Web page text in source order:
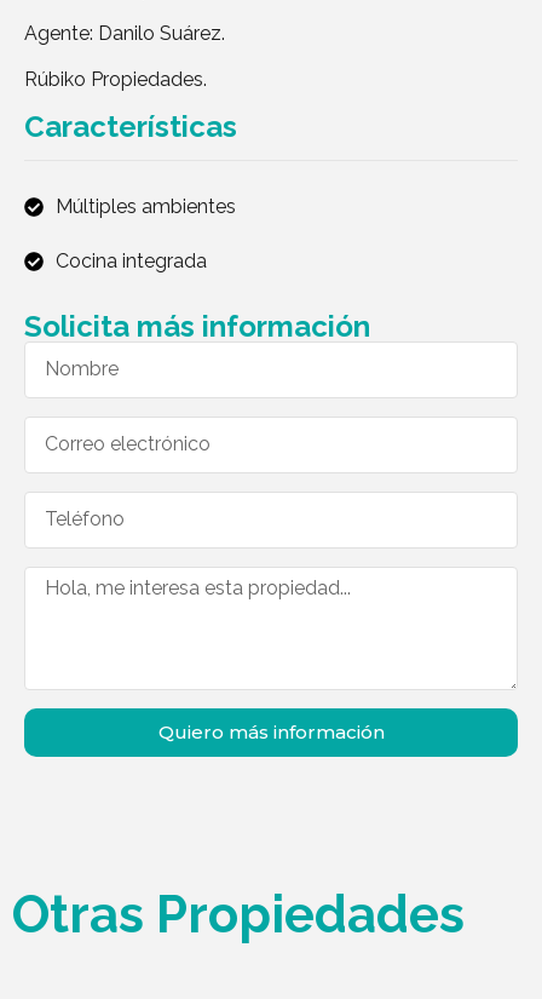
Agente: Danilo Suárez.
Rúbiko Propiedades.
Características
Múltiples ambientes
Cocina integrada
Solicita más información
Quiero más información
Otras Propiedades